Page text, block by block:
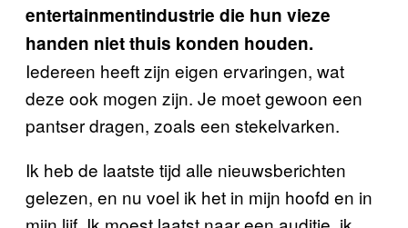
entertainmentindustrie die hun vieze
handen niet thuis konden houden.
Iedereen heeft zijn eigen ervaringen, wat
deze ook mogen zijn. Je moet gewoon een
pantser dragen, zoals een stekelvarken.
Ik heb de laatste tijd alle nieuwsberichten
gelezen, en nu voel ik het in mijn hoofd en in